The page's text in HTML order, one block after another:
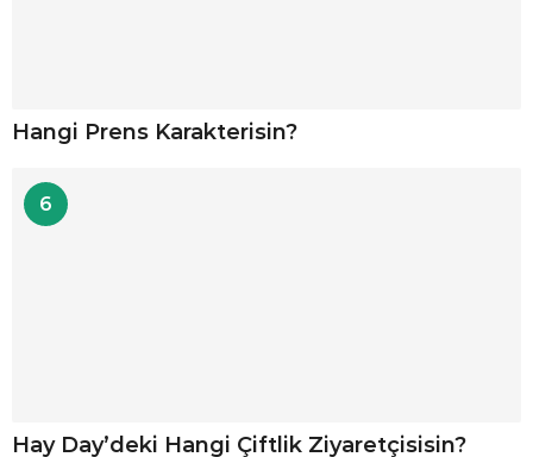
Hangi Prens Karakterisin?
6
Hay Day’deki Hangi Çiftlik Ziyaretçisisin?